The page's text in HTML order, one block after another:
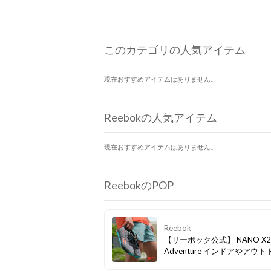
このカテゴリの人気アイテム
現在おすすめアイテムはありません。
Reebokの人気アイテム
現在おすすめアイテムはありません。
ReebokのPOP
Reebok
【リーボック公式】 NANO X2
Adventure インドアやアウト